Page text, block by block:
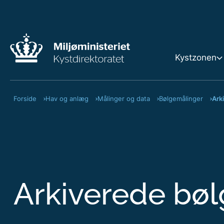
Kystzonen
Forside Hav og anlæg Målinger og data Bølgemålinger
Arkiverede